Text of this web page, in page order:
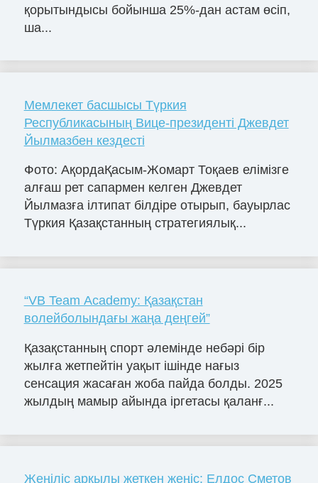
қорытындысы бойынша 25%-дан астам өсіп,
ша...
Мемлекет басшысы Түркия
Республикасының Вице-президенті Джевдет
Йылмазбен кездесті
Фото: АқордаҚасым-Жомарт Тоқаев елімізге
алғаш рет сапармен келген Джевдет
Йылмазға ілтипат білдіре отырып, бауырлас
Түркия Қазақстанның стратегиялық...
“VB Team Academy: Қазақстан
волейболындағы жаңа деңгей”
Қазақстанның спорт әлемінде небәрі бір
жылға жетпейтін уақыт ішінде нағыз
сенсация жасаған жоба пайда болды. 2025
жылдың мамыр айында іргетасы қаланғ...
Жеңіліс арқылы жеткен жеңіс: Елдос Сметов